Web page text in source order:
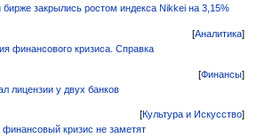
бирже закрылись ростом индекса Nikkei на 3,15%
[Аналитика]
финансового кризиса. Справка
[Финансы]
лицензии у двух банков
[Культура и Искусство]
финансовый кризис не заметят